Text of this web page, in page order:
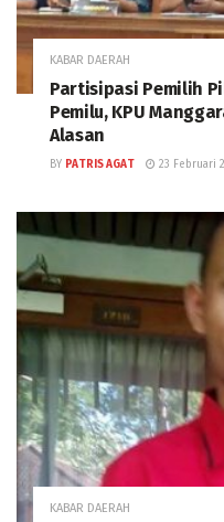
KABAR DAERAH
Partisipasi Pemilih
Pemilu, KPU
Alasan
BY PATRIS AGAT 23 Februari
KABAR DAERAH